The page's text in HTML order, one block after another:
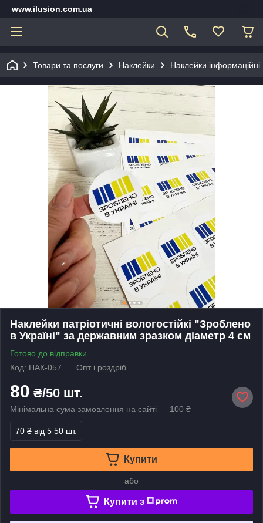
www.ilusion.com.ua
Товари та послуги Наклейки Наклейки інформаційні
Наклейки патріотичні вологостійкі "Зроблено
в Україні" за державним зразком діаметр 4 см
Готово до відправки
Код: НАК-057
Опт і роздріб
80 ₴/50 шт.
Мінімальна сума замовлення на сайті — 100 ₴
70 ₴ від 5 50 шт.
Купити
або
Купити з